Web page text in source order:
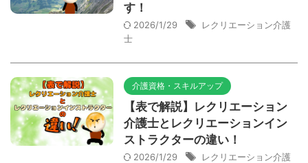
す！
2026/1/29
レクリエーション介護
士
介護資格・スキルアップ
【表で解説】レクリエーション
介護士とレクリエーションイン
ストラクターの違い！
2026/1/29
レクリエーション介護